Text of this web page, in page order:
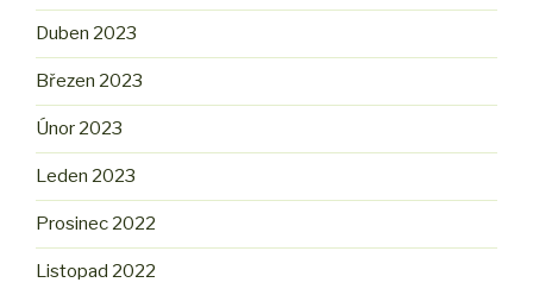
Duben 2023
Březen 2023
Únor 2023
Leden 2023
Prosinec 2022
Listopad 2022